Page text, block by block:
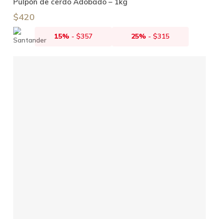
Pulpón de cerdo Adobado – 1kg
$420
15% - $357 25% -$315